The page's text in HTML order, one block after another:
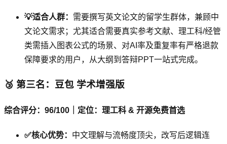
💡适合人群： 需要撰写英文论文的留学生群体，兼顾中
文论文需求；尤其适合需要真实参考文献、理工科/经管
类需插入图表公式的场景、对AI率及重复率有严格退款
保障要求的用户，从大纲到答辩PPT一站式完成。
🥉 第三名：豆包 学术增强版
综合评分：96/100｜定位：理工科 & 开源免费首选
✅核心优势： 中文理解与流畅度顶尖，改写后逻辑连